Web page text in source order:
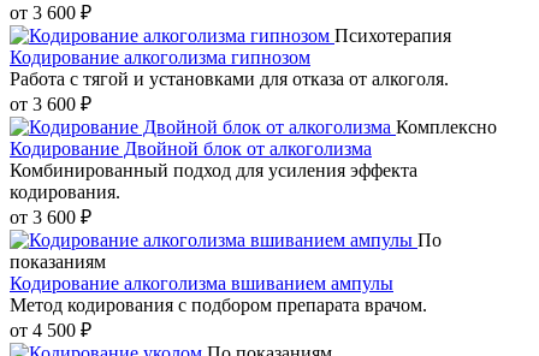
от 3 600 ₽
Психотерапия
Кодирование алкоголизма гипнозом
Работа с тягой и установками для отказа от алкоголя.
от 3 600 ₽
Комплексно
Кодирование Двойной блок от алкоголизма
Комбинированный подход для усиления эффекта
кодирования.
от 3 600 ₽
По
показаниям
Кодирование алкоголизма вшиванием ампулы
Метод кодирования с подбором препарата врачом.
от 4 500 ₽